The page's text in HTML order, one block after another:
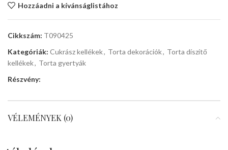
Hozzáadni a kívánságlistához
Cikkszám: T090425
Kategóriák: Cukrász kellékek, Torta dekorációk, Torta díszítő
kellékek, Torta gyertyák
Részvény:
VÉLEMÉNYEK (0)